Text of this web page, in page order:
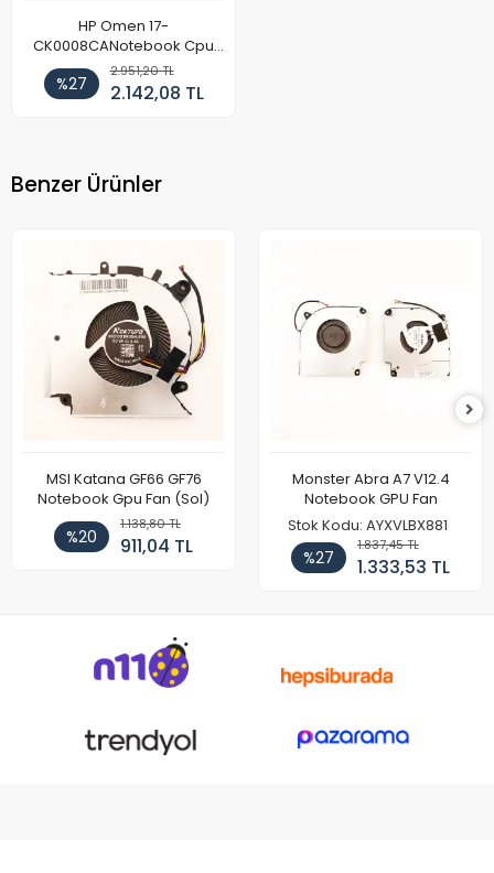
HP Omen 17-
CK0008CANotebook Cpu
Fan (Sol)
%27
2.951,20 TL
2.142,08 TL
Benzer Ürünler
MSI Katana GF66 GF76
Notebook Gpu Fan (Sol)
%20
1.138,80 TL
911,04 TL
Monster Abra A7 V12.4
Notebook GPU Fan
Stok Kodu: AYXVLBX881
%27
1.837,45 TL
1.333,53 TL